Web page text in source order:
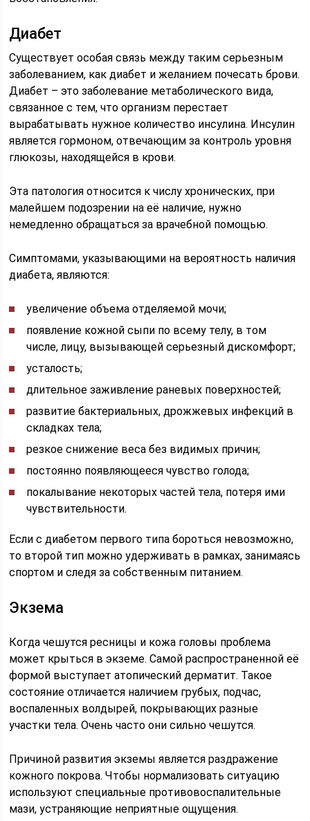
Диабет
Существует особая связь между таким серьезным
заболеванием, как диабет и желанием почесать брови.
Диабет – это заболевание метаболического вида,
связанное с тем, что организм перестает
вырабатывать нужное количество инсулина. Инсулин
является гормоном, отвечающим за контроль уровня
глюкозы, находящейся в крови.
Эта патология относится к числу хронических, при
малейшем подозрении на её наличие, нужно
немедленно обращаться за врачебной помощью.
Симптомами, указывающими на вероятность наличия
диабета, являются:
увеличение объема отделяемой мочи;
появление кожной сыпи по всему телу, в том
числе, лицу, вызывающей серьезный дискомфорт;
усталость;
длительное заживление раневых поверхностей;
развитие бактериальных, дрожжевых инфекций в
складках тела;
резкое снижение веса без видимых причин;
постоянно появляющееся чувство голода;
покалывание некоторых частей тела, потеря ими
чувствительности.
Если с диабетом первого типа бороться невозможно,
то второй тип можно удерживать в рамках, занимаясь
спортом и следя за собственным питанием.
Экзема
Когда чешутся ресницы и кожа головы проблема
может крыться в экземе. Самой распространенной её
формой выступает атопический дерматит. Такое
состояние отличается наличием грубых, подчас,
воспаленных волдырей, покрывающих разные
участки тела. Очень часто они сильно чешутся.
Причиной развития экземы является раздражение
кожного покрова. Чтобы нормализовать ситуацию
используют специальные противовоспалительные
мази, устраняющие неприятные ощущения.